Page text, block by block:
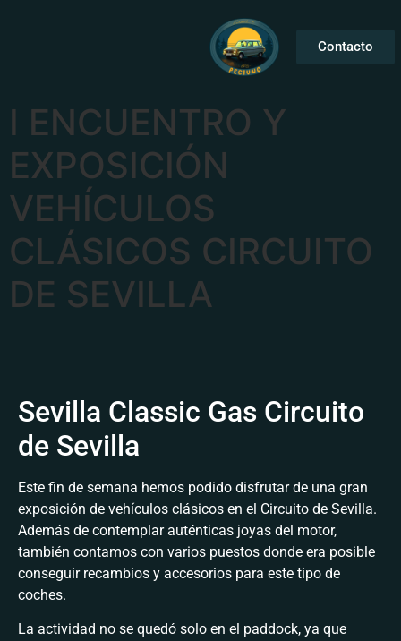
Contacto
I ENCUENTRO Y
EXPOSICIÓN
VEHÍCULOS
CLÁSICOS CIRCUITO
DE SEVILLA
Sevilla Classic Gas Circuito
de Sevilla
Este fin de semana hemos podido disfrutar de una gran
exposición de vehículos clásicos en el Circuito de Sevilla.
Además de contemplar auténticas joyas del motor,
también contamos con varios puestos donde era posible
conseguir recambios y accesorios para este tipo de
coches.
La actividad no se quedó solo en el paddock, ya que